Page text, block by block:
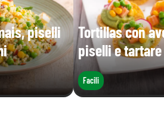
piselli
Tortillas con
piselli e
Facili